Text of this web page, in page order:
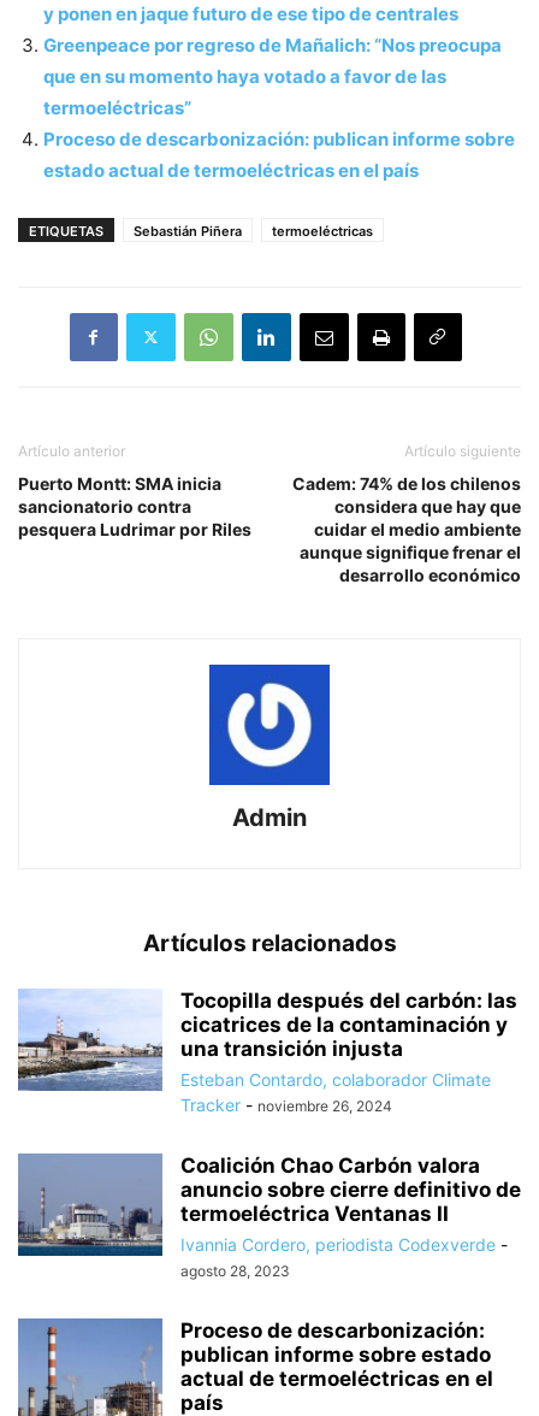
y ponen en jaque futuro de ese tipo de centrales
Greenpeace por regreso de Mañalich: “Nos preocupa
que en su momento haya votado a favor de las
termoeléctricas”
Proceso de descarbonización: publican informe sobre
estado actual de termoeléctricas en el país
ETIQUETAS Sebastián Piñera termoeléctricas
Artículo anterior
Puerto Montt: SMA inicia
sancionatorio contra
pesquera Ludrimar por Riles
Artículo siguiente
Cadem: 74% de los chilenos
considera que hay que
cuidar el medio ambiente
aunque signifique frenar el
desarrollo económico
Admin
Artículos relacionados
Tocopilla después del carbón: las
cicatrices de la contaminación y
una transición injusta
Esteban Contardo, colaborador Climate
Tracker - noviembre 26, 2024
Coalición Chao Carbón valora
anuncio sobre cierre definitivo de
termoeléctrica Ventanas II
Ivannia Cordero, periodista Codexverde -
agosto 28, 2023
Proceso de descarbonización:
publican informe sobre estado
actual de termoeléctricas en el
país